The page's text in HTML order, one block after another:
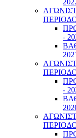
-
-